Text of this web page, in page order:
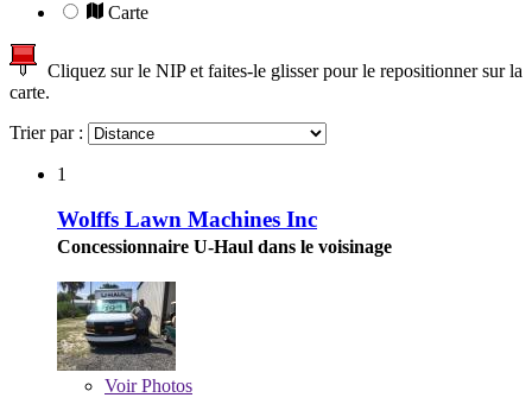
Carte
Cliquez sur le NIP et faites-le glisser pour le repositionner sur la
carte.
Trier par :
1
Wolffs Lawn Machines Inc
Concessionnaire U-Haul dans le voisinage
VoirPhotos